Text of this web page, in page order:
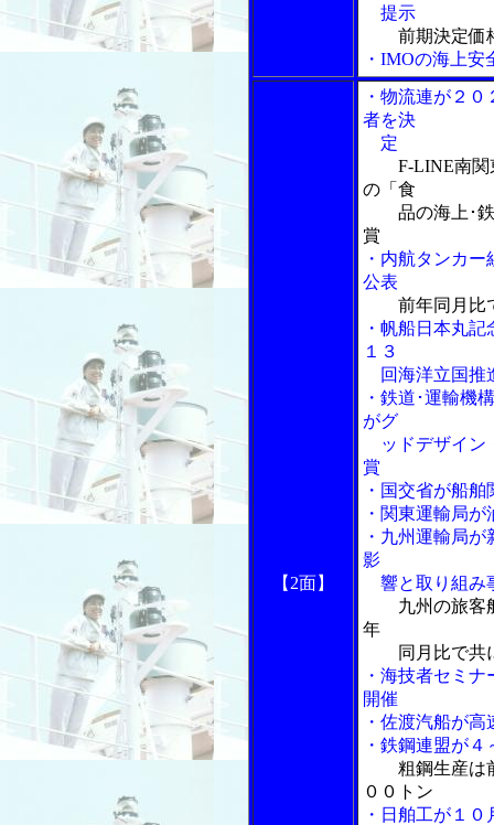
提示
前期決定価
・IMOの海上
【2面】
・物流連が２
者を決
定
F-LINE南
の「食
品の海上･鉄
賞
・内航タンカ
公表
前年同月比
・帆船日本丸
１３
回海洋立国推
・鉄道･運輸機
がグ
ッドデザイン
賞
・国交省が船
・関東運輸局
・九州運輸局
影
響と取り組み
九州の旅客
年
同月比で共
・海技者セミ
開催
・佐渡汽船が
・鉄鋼連盟が
粗鋼生産は
００トン
・日舶工が１